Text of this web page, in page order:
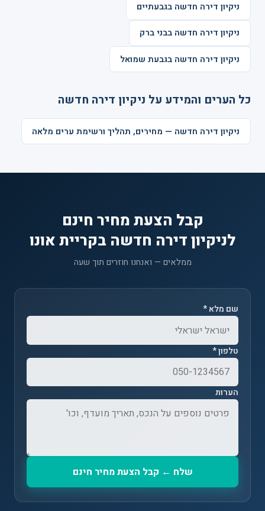
ניקיון דירה חדשה בגבעתיים
ניקיון דירה חדשה בבני ברק
ניקיון דירה חדשה בגבעת שמואל
כל הערים והמידע על ניקיון דירה חדשה
ניקיון דירה חדשה — מחירים, תהליך ורשימת ערים מלאה
קבל הצעת מחיר חינם
לניקיון דירה חדשה בקריית אונו
ממלאים — ואנחנו חוזרים תוך שעה
שם מלא *
טלפון *
הערות
שלח ← קבל הצעת מחיר חינם